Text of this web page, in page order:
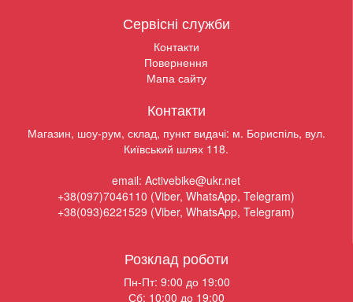
Сервісні служби
Контакти
Повернення
Мапа сайту
Контакти
Магазин, шоу-рум, склад, пункт видачі: м. Бориспіль, вул.
Київський шлях 118.
email: Activebike@ukr.net
+38(097)7046110 (Viber, WhatsApp, Telegram)
+38(093)6221529 (Viber, WhatsApp, Telegram)
Розклад роботи
Пн-Пт: 9:00 до 19:00
Сб: 10:00 до 19:00